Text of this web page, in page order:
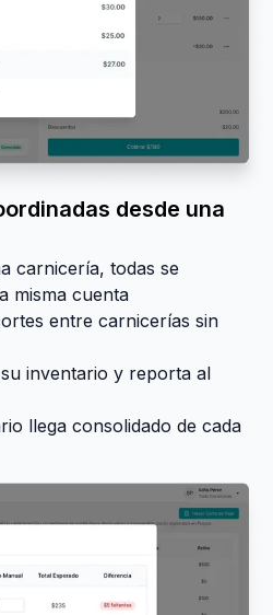
desde una
carnicería, todas se
misma cuenta
entre carnicerías sin
inventario y reporta al
llega consolidado de cada